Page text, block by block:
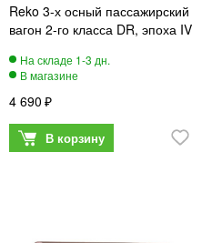
Reko 3-х осный пассажирский
вагон 2-го класса DR, эпоха IV
4 690